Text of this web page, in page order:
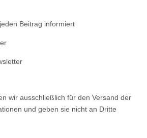
Beitrag informiert
wir ausschließlich für den Versand der
und geben sie nicht an Dritte